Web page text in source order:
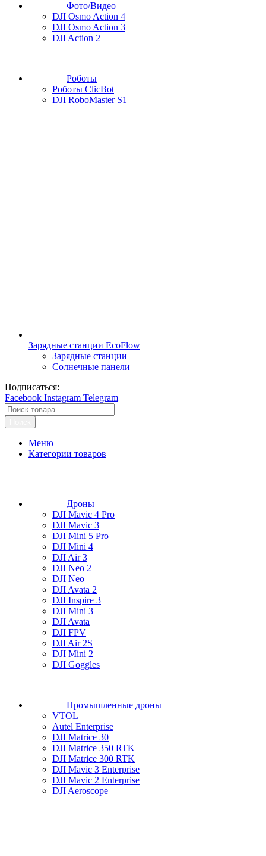
Фото/Видео
DJI Osmo Action 4
DJI Osmo Action 3
DJI Action 2
Роботы
Роботы ClicBot
DJI RoboMaster S1
Зарядные станции EcoFlow
Зарядные станции
Солнечные панели
Подписаться:
Facebook Instagram Telegram
Меню
Категории товаров
Дроны
DJI Mavic 4 Pro
DJI Mavic 3
DJI Mini 5 Pro
DJI Mini 4
DJI Air 3
DJI Neo 2
DJI Neo
DJI Avata 2
DJI Inspire 3
DJI Mini 3
DJI Avata
DJI FPV
DJI Air 2S
DJI Mini 2
DJI Goggles
Промышленные дроны
VTOL
Autel Enterprise
DJI Matrice 30
DJI Matrice 350 RTK
DJI Matrice 300 RTK
DJI Mavic 3 Enterprise
DJI Mavic 2 Enterprise
DJI Aeroscope